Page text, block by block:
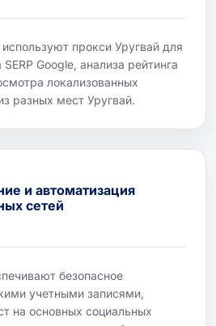
прокси Уругвай для
Google, анализа рейтинга
локализованных
разных мест Уругвай.
и автоматизация
сетей
безопасное
учетными записями,
на основных социальных